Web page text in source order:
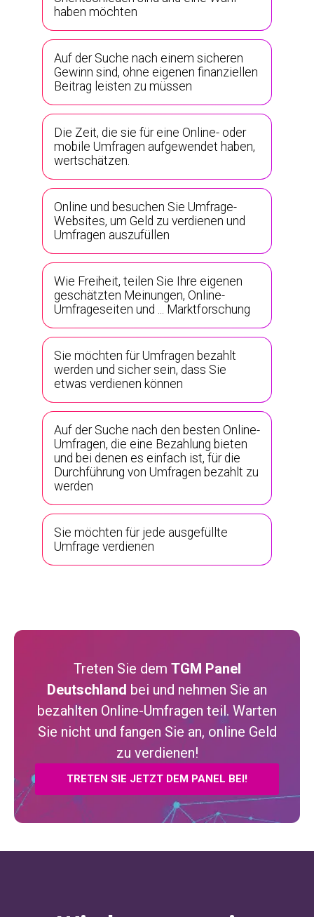
haben möchten
Auf der Suche nach einem sicheren
Gewinn sind, ohne eigenen finanziellen
Beitrag leisten zu müssen
Die Zeit, die sie für eine Online- oder
mobile Umfragen aufgewendet haben,
wertschätzen.
Online und besuchen Sie Umfrage-
Websites, um Geld zu verdienen und
Umfragen auszufüllen
Wie Freiheit, teilen Sie Ihre eigenen
geschätzten Meinungen, Online-
Umfrageseiten und ... Marktforschung
Sie möchten für Umfragen bezahlt
werden und sicher sein, dass Sie
etwas verdienen können
Auf der Suche nach den besten Online-
Umfragen, die eine Bezahlung bieten
und bei denen es einfach ist, für die
Durchführung von Umfragen bezahlt zu
werden
Sie möchten für jede ausgefüllte
Umfrage verdienen
Treten Sie dem TGM Panel
Deutschland bei und nehmen Sie an
bezahlten Online-Umfragen teil. Warten
Sie nicht und fangen Sie an, online Geld
zu verdienen!
TRETEN SIE JETZT DEM PANEL BEI!